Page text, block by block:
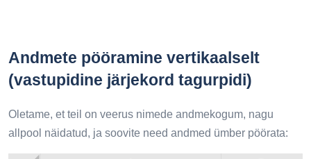
Andmete pööramine vertikaalselt
(vastupidine järjekord tagurpidi)
Oletame, et teil on veerus nimede andmekogum, nagu
allpool näidatud, ja soovite need andmed ümber pöörata: